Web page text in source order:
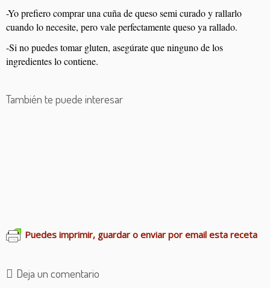
-Yo prefiero comprar una cuña de queso semi curado y rallarlo
cuando lo necesite, pero vale perfectamente queso ya rallado.
-Si no puedes tomar gluten, asegúrate que ninguno de los
ingredientes lo contiene.
También te puede interesar
Puedes imprimir, guardar o enviar por email esta receta
Deja un comentario